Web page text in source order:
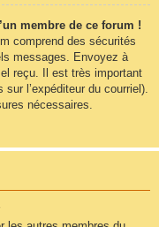
membre de ce forum !
comprend des sécurités
messages. Envoyez à
reçu. Il est très important
sur l’expéditeur du courriel).
nécessaires.